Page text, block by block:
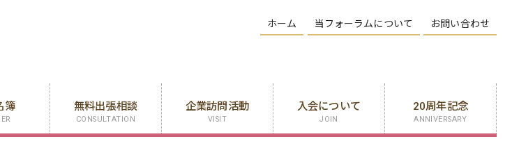
簿 無料出張相談
CONSULTATION
企業訪問活動
VISIT
入会について
JOIN
20周年記念
ANNIVERSARY
ホーム 当フォーラムについて お問い合わせ